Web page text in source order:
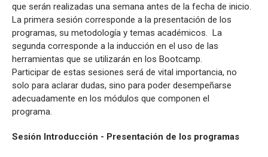
que serán realizadas una semana antes de la fecha de inicio.
La primera sesión corresponde a la presentación de los
programas, su metodología y temas académicos. La
segunda corresponde a la inducción en el uso de las
herramientas que se utilizarán en los Bootcamp.
Participar de estas sesiones será de vital importancia, no
solo para aclarar dudas, sino para poder desempeñarse
adecuadamente en los módulos que componen el
programa.
Sesión Introducción - Presentación de los programas